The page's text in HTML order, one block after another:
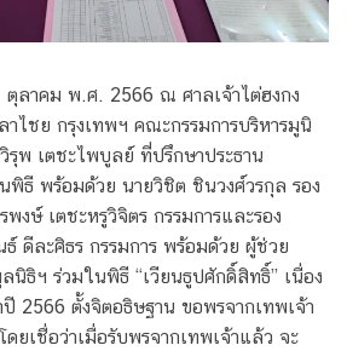
ลาคม พ.ศ. 2566 ณ ศาลเจ้าไต่ฮงกง
ไชย กรุงเทพฯ คณะกรรมการบริหารมูนิ
รุพ เตชะไพบูลย์ ที่ปรึกษาประธาน
พิธี พร้อมด้วย นายวิชิต ชินวงศ์วรกุล รอง
พงษ์ เตชะหรูวิจิตร กรรมการและรอง
ดีละศิธร กรรมการ พร้อมด้วย ผู้ช่วย
นิธิฯ ร่วมในพิธี “เวียนธูปศักดิ์สิทธิ์” เนื่อง
2566 ตั้งจิตอธิษฐาน ขอพรจากเทพเจ้า
ยเชื่อว่าเมื่อรับพรจากเทพเจ้าแล้ว จะ